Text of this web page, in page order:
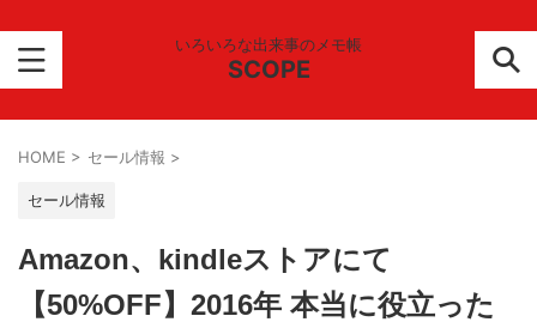
いろいろな出来事のメモ帳
SCOPE
HOME > セール情報 >
セール情報
Amazon、kindleストアにて
【50%OFF】2016年 本当に役立った